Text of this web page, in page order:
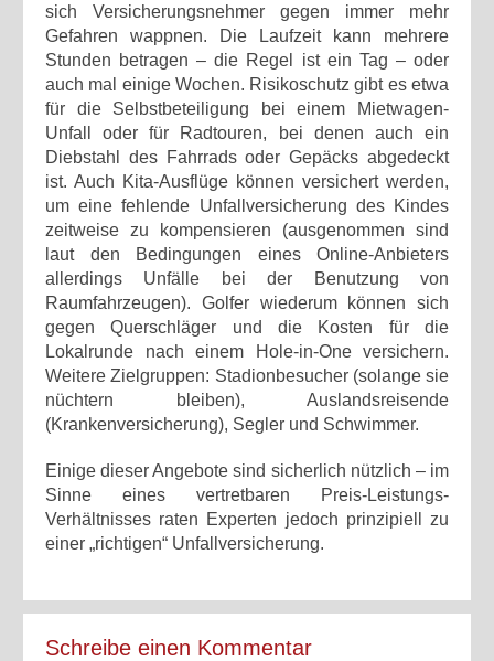
sich Versicherungsnehmer gegen immer mehr
Gefahren wappnen. Die Laufzeit kann mehrere
Stunden betragen – die Regel ist ein Tag – oder
auch mal einige Wochen. Risikoschutz gibt es etwa
für die Selbstbeteiligung bei einem Mietwagen-
Unfall oder für Radtouren, bei denen auch ein
Diebstahl des Fahrrads oder Gepäcks abgedeckt
ist. Auch Kita-Ausflüge können versichert werden,
um eine fehlende Unfallversicherung des Kindes
zeitweise zu kompensieren (ausgenommen sind
laut den Bedingungen eines Online-Anbieters
allerdings Unfälle bei der Benutzung von
Raumfahrzeugen). Golfer wiederum können sich
gegen Querschläger und die Kosten für die
Lokalrunde nach einem Hole-in-One versichern.
Weitere Zielgruppen: Stadionbesucher (solange sie
nüchtern bleiben), Auslandsreisende
(Krankenversicherung), Segler und Schwimmer.
Einige dieser Angebote sind sicherlich nützlich – im
Sinne eines vertretbaren Preis-Leistungs-
Verhältnisses raten Experten jedoch prinzipiell zu
einer „richtigen“ Unfallversicherung.
Schreibe einen Kommentar